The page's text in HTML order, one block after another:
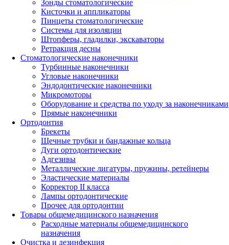
Зонды стоматологические
Кисточки и аппликаторы
Пинцеты стоматологические
Системы для изоляции
Штопферы, гладилки, экскаваторы
Ретракция десны
Стоматологические наконечники
Турбинные наконечники
Угловые наконечники
Эндодонтические наконечники
Микромоторы
Оборудование и средства по уходу за наконечниками
Прямые наконечники
Ортодонтия
Брекеты
Щечные трубки и бандажные кольца
Дуги ортодонтические
Адгезивы
Металлические лигатуры, пружины, ретейнеры
Эластические материалы
Корректор II класса
Лампы ортодонтические
Прочее для ортодонтии
Товары общемедицинского назначения
Расходные материалы общемедицинского
назначения
Очистка и дезинфекция